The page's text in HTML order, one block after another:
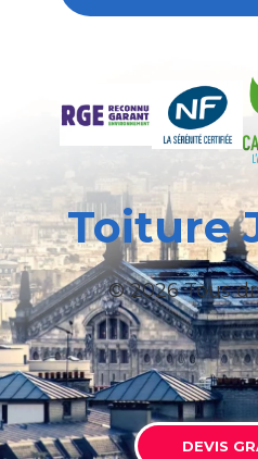
Toiture
© 2026 Tous
DEVIS